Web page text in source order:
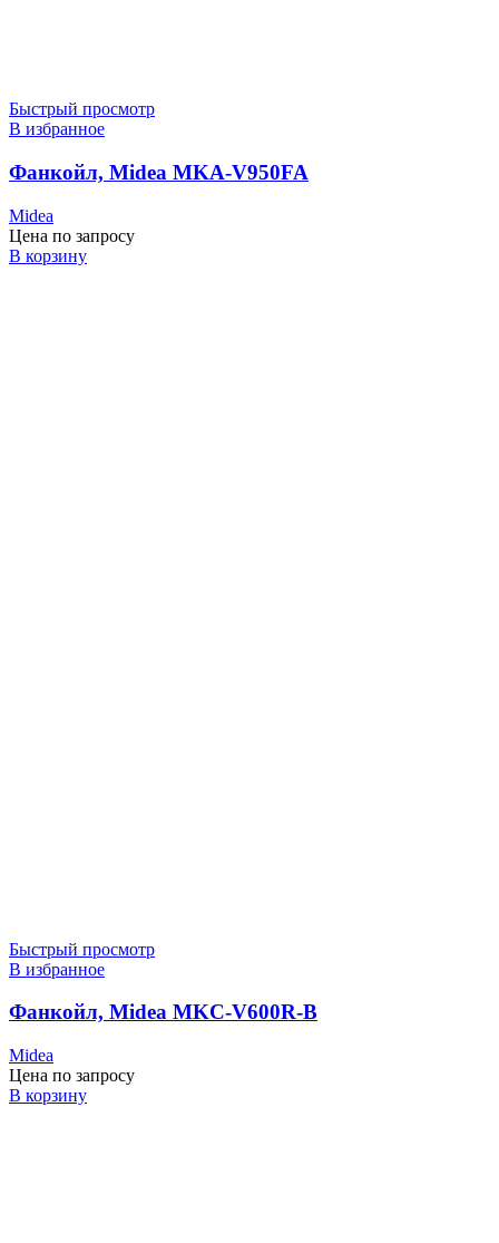
Быстрый просмотр
В избранное
Фанкойл, Midea MKA-V950FA
Midea
Цена по запросу
В корзину
Быстрый просмотр
В избранное
Фанкойл, Midea MKC-V600R-B
Midea
Цена по запросу
В корзину